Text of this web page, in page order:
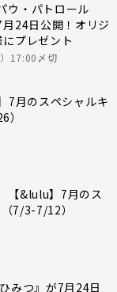
ウ・パトロール
24日公開！オリジ
プレゼント
17:00〆切
7月のスペシャルキ
【&lulu】7月のス
7/3-7/12）
みつ』が7月24日